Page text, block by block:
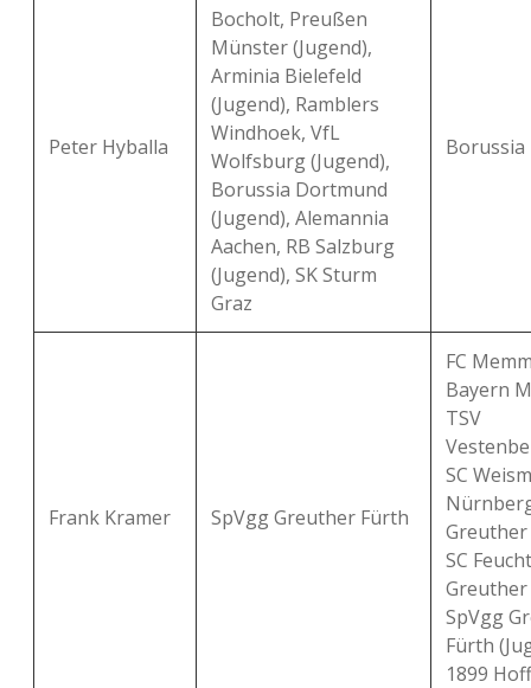
Peter Hyballa
Bocholt, Preußen
Münster (Jugend),
Arminia Bielefeld
(Jugend), Ramblers
Windhoek, VfL
Wolfsburg (Jugend),
Borussia Dortmund
(Jugend), Alemannia
Aachen, RB Salzburg
(Jugend), SK Sturm
Graz
Frank Kramer SpVgg Greuther Fürth
FC
Bayern
TSV
SC
Greuther
SC
SpVgg
Fürth
1899